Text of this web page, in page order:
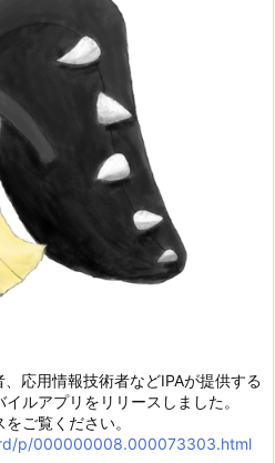
応用情報技術者などIPAが提供する
ルアプリをリリースしました。
ご覧ください。
p/000000008.000073303.html